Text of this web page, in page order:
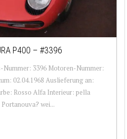
P400 – #3396
Nummer: 3396 Motoren-Nummer:
02.04.1968 Auslieferung an:
Rosso Alfa Interieur: pella
wei...